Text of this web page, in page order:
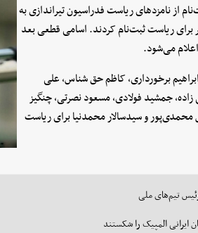
ثبت‌نام از نامزدهای ریاست فدراسیون تیراندازی به
رسید و ۱۰ نفر برای ریاست ثبت‌نام کردند. اسامی قطعی بعد
می‌شود.
برخورداری، کاظم حق شناس، علی
جمشید فولادی، مسعود نصرتی، چنگیز
و سیدسالار محمدنیا برای ریاست
تیم‌های ملی
ایرانی المپیک را شکستند